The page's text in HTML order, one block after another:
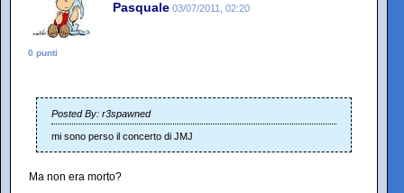
Pasquale 03/07/2011, 02:20
0 punti
Posted By: r3spawned
mi sono perso il concerto di JMJ
Ma non era morto?